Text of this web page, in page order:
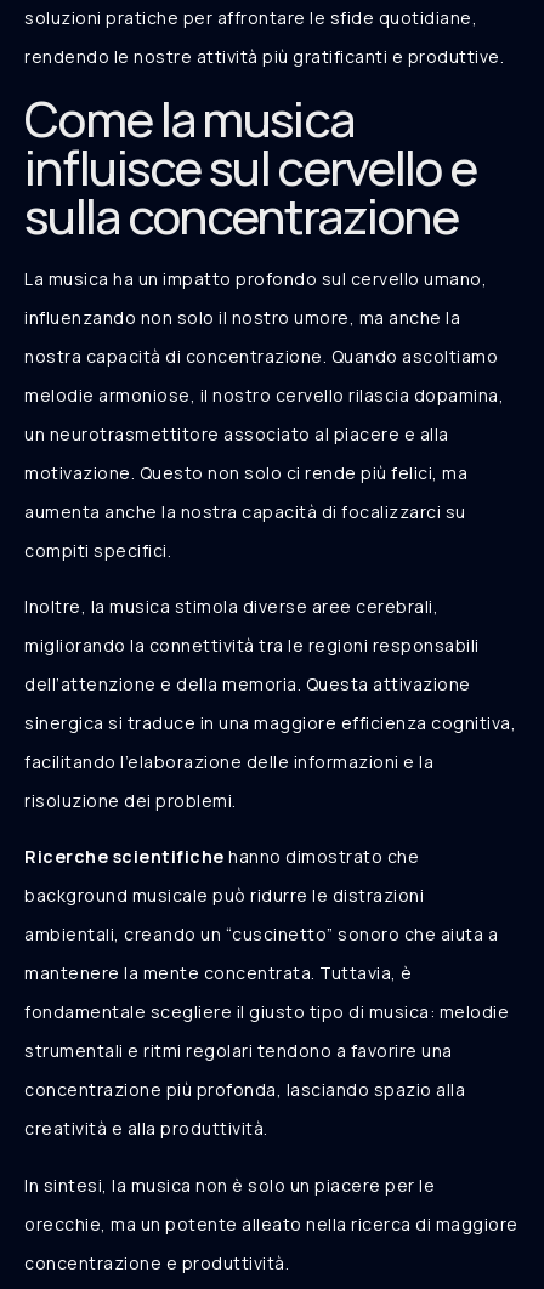
soluzioni pratiche per affrontare le sfide quotidiane,
rendendo le nostre attività più gratificanti e produttive.
Come la musica
influisce sul cervello e
sulla concentrazione
La musica ha un impatto profondo sul cervello umano,
influenzando non solo il nostro umore, ma anche la
nostra capacità di concentrazione. Quando ascoltiamo
melodie armoniose, il nostro cervello rilascia dopamina,
un neurotrasmettitore associato al piacere e alla
motivazione. Questo non solo ci rende più felici, ma
aumenta anche la nostra capacità di focalizzarci su
compiti specifici.
Inoltre, la musica stimola diverse aree cerebrali,
migliorando la connettività tra le regioni responsabili
dell’attenzione e della memoria. Questa attivazione
sinergica si traduce in una maggiore efficienza cognitiva,
facilitando l’elaborazione delle informazioni e la
risoluzione dei problemi.
Ricerche scientifiche hanno dimostrato che
background musicale può ridurre le distrazioni
ambientali, creando un “cuscinetto” sonoro che aiuta a
mantenere la mente concentrata. Tuttavia, è
fondamentale scegliere il giusto tipo di musica: melodie
strumentali e ritmi regolari tendono a favorire una
concentrazione più profonda, lasciando spazio alla
creatività e alla produttività.
In sintesi, la musica non è solo un piacere per le
orecchie, ma un potente alleato nella ricerca di maggiore
concentrazione e produttività.